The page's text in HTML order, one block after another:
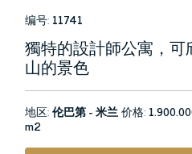
编号: 11741
獨特的設計師公寓，
山的景色
地区:伦巴第 - 米兰价格:
m2